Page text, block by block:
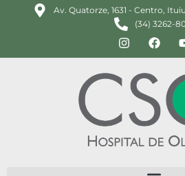
Av. Quatorze, 1631 - Centro,
(34) 3262-